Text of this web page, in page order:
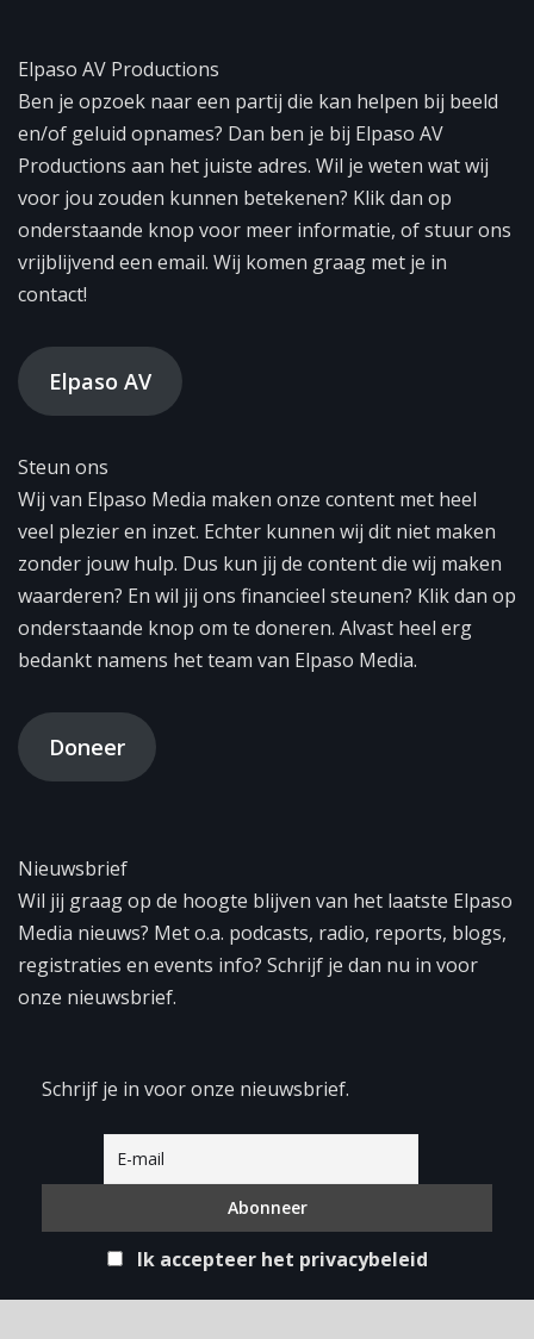
Elpaso AV Productions
Ben je opzoek naar een partij die kan helpen bij beeld
en/of geluid opnames? Dan ben je bij Elpaso AV
Productions aan het juiste adres. Wil je weten wat wij
voor jou zouden kunnen betekenen? Klik dan op
onderstaande knop voor meer informatie, of stuur ons
vrijblijvend een email. Wij komen graag met je in
contact!
Elpaso AV
Steun ons
Wij van Elpaso Media maken onze content met heel
veel plezier en inzet. Echter kunnen wij dit niet maken
zonder jouw hulp. Dus kun jij de content die wij maken
waarderen? En wil jij ons financieel steunen? Klik dan op
onderstaande knop om te doneren. Alvast heel erg
bedankt namens het team van Elpaso Media.
Doneer
Nieuwsbrief
Wil jij graag op de hoogte blijven van het laatste Elpaso
Media nieuws? Met o.a. podcasts, radio, reports, blogs,
registraties en events info? Schrijf je dan nu in voor
onze nieuwsbrief.
Schrijf je in voor onze nieuwsbrief.
Ik accepteer het privacybeleid